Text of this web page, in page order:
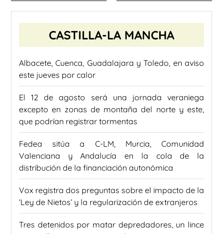
CASTILLA-LA MANCHA
Albacete, Cuenca, Guadalajara y Toledo, en aviso
este jueves por calor
El 12 de agosto será una jornada veraniega
excepto en zonas de montaña del norte y este,
que podrían registrar tormentas
Fedea sitúa a C-LM, Murcia, Comunidad
Valenciana y Andalucía en la cola de la
distribución de la financiación autonómica
Vox registra dos preguntas sobre el impacto de la
‘Ley de Nietos’ y la regularización de extranjeros
Tres detenidos por matar depredadores, un lince